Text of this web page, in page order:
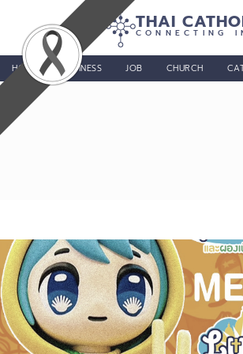
THAI
CONNECTING
HOME BUSINESS JOB CHURCH